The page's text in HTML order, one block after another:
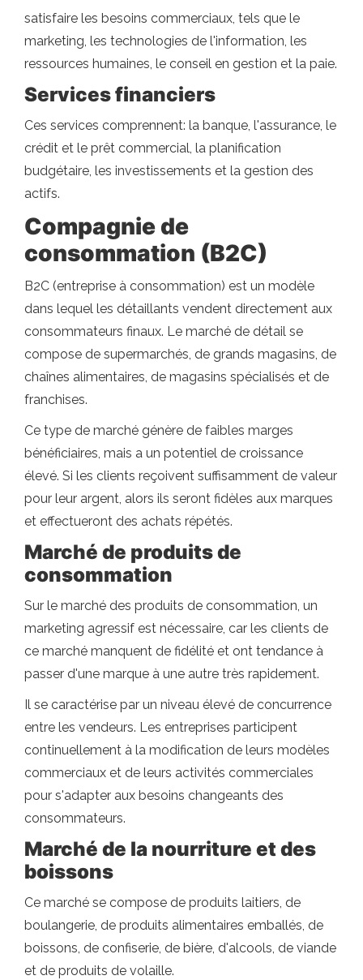
satisfaire les besoins commerciaux, tels que le
marketing, les technologies de l'information, les
ressources humaines, le conseil en gestion et la paie.
Services financiers
Ces services comprennent: la banque, l'assurance, le
crédit et le prêt commercial, la planification
budgétaire, les investissements et la gestion des
actifs.
Compagnie de
consommation (B2C)
B2C (entreprise à consommation) est un modèle
dans lequel les détaillants vendent directement aux
consommateurs finaux. Le marché de détail se
compose de supermarchés, de grands magasins, de
chaînes alimentaires, de magasins spécialisés et de
franchises.
Ce type de marché génère de faibles marges
bénéficiaires, mais a un potentiel de croissance
élevé. Si les clients reçoivent suffisamment de valeur
pour leur argent, alors ils seront fidèles aux marques
et effectueront des achats répétés.
Marché de produits de
consommation
Sur le marché des produits de consommation, un
marketing agressif est nécessaire, car les clients de
ce marché manquent de fidélité et ont tendance à
passer d'une marque à une autre très rapidement.
Il se caractérise par un niveau élevé de concurrence
entre les vendeurs. Les entreprises participent
continuellement à la modification de leurs modèles
commerciaux et de leurs activités commerciales
pour s'adapter aux besoins changeants des
consommateurs.
Marché de la nourriture et des
boissons
Ce marché se compose de produits laitiers, de
boulangerie, de produits alimentaires emballés, de
boissons, de confiserie, de bière, d'alcools, de viande
et de produits de volaille.